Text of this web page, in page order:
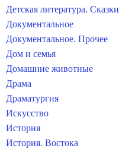
Детская литература. Сказки
Документальное
Документальное. Прочее
Дом и семья
Домашние животные
Драма
Драматургия
Искусство
История
История. Востока